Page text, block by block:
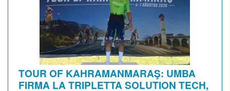
TOUR OF KAHRAMANMARAŞ: UMBA
FIRMA LA TRIPLETTA SOLUTION TECH,